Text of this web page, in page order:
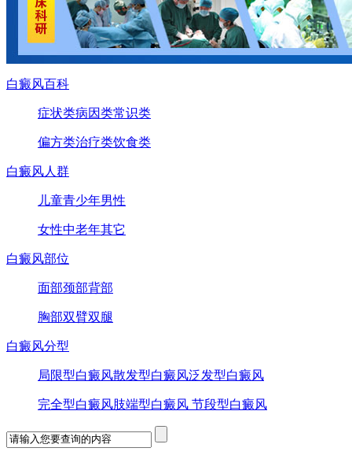
白癜风百科
症状类病因类常识类
偏方类治疗类饮食类
白癜风人群
儿童青少年男性
女性中老年其它
白癜风部位
面部颈部背部
胸部双臂双腿
白癜风分型
局限型白癜风散发型白癜风泛发型白癜风
完全型白癜风肢端型白癜风 节段型白癜风